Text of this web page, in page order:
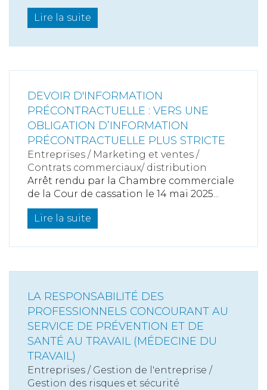
Lire la suite
DEVOIR D'INFORMATION
PRÉCONTRACTUELLE : VERS UNE
OBLIGATION D’INFORMATION
PRÉCONTRACTUELLE PLUS STRICTE
Entreprises / Marketing et ventes /
Contrats commerciaux/ distribution
Arrêt rendu par la Chambre commerciale
de la Cour de cassation le 14 mai 2025...
Lire la suite
LA RESPONSABILITÉ DES
PROFESSIONNELS CONCOURANT AU
SERVICE DE PRÉVENTION ET DE
SANTÉ AU TRAVAIL (MÉDECINE DU
TRAVAIL)
Entreprises / Gestion de l'entreprise /
Gestion des risques et sécurité